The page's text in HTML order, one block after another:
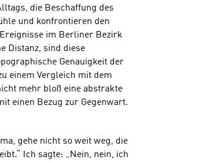
die Beschaffung des
und konfrontieren den
im Berliner Bezirk
Distanz, sind diese
Genauigkeit der
einem Vergleich mit dem
mehr bloß eine abstrakte
einen Bezug zur Gegenwart.
gehe nicht so weit weg, die
Ich sagte: „Nein, nein, ich